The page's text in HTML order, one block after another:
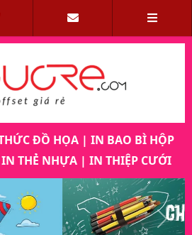
ĐỒ HỌA | IN BAO BÌ HỘP
IN THẺ NHỰA| IN THIỆP CƯỚI
Next